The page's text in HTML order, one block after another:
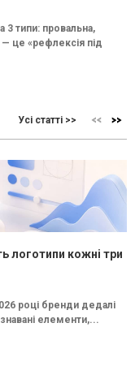
3 типи: провальна,
це «рефлексія під
Усі статті >>
логотипи кожні три
році бренди дедалі
елементи,...